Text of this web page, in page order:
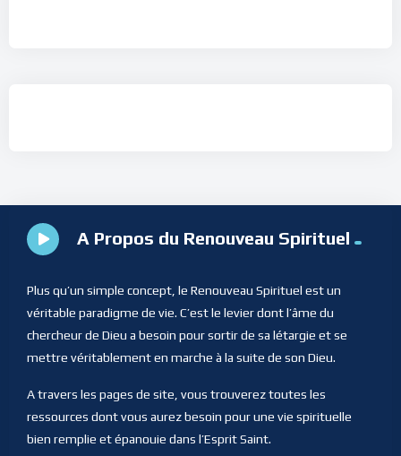
A Propos du Renouveau Spirituel
Plus qu’un simple concept, le Renouveau Spirituel est un
véritable paradigme de vie. C’est le levier dont l’âme du
chercheur de Dieu a besoin pour sortir de sa létargie et se
mettre véritablement en marche à la suite de son Dieu.
A travers les pages de site, vous trouverez toutes les
ressources dont vous aurez besoin pour une vie spirituelle
bien remplie et épanouie dans l’Esprit Saint.